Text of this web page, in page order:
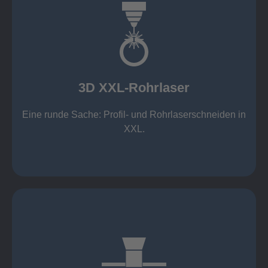
3D XXL-Rohrlaser
Eine runde Sache: Profil- und Rohrlaserschneiden in
XXL.
3D XXL-Rohrlaser
Rechteckprofile bis 300 x 300 mm
Wandstärken:
Nichtrostende Stähle 15 mm (oxidfrei)
Aluminium 10 mm (oxidfrei)